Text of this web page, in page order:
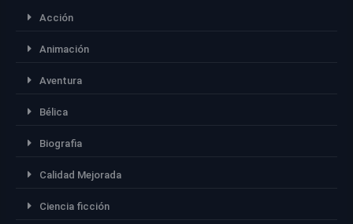
Acción
Animación
Aventura
Bélica
Biografia
Calidad Mejorada
Ciencia ficción